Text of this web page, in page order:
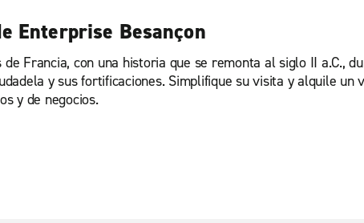
Enterprise Besançon
Francia, con una historia que se remonta al siglo II a.C.,
y sus fortificaciones. Simplifique su visita y alquile un
y de negocios.